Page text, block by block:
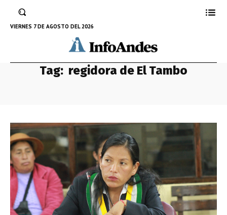
VIERNES 7 DE AGOSTO DEL 2026
Tag: regidora de El Tambo